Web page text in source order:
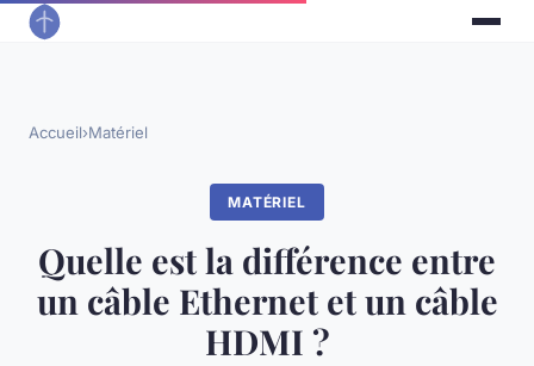
Accueil›Matériel
MATÉRIEL
Quelle est la différence entre
un câble Ethernet et un câble
HDMI ?